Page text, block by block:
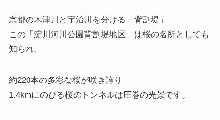
京都の木津川と宇治川を分ける「背割堤」
この「淀川河川公園背割堤地区」 は桜の名所としても
知られ、
約220本の多彩な桜が咲き誇り
1.4kmにのびる桜のトンネルは圧巻の光景です。